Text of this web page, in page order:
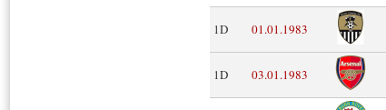
1D 01.01.1983
1D 03.01.1983